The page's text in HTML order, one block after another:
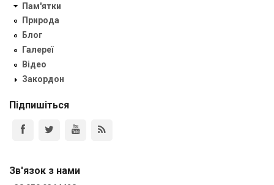
Пам'ятки
Природа
Блог
Галереї
Відео
Закордон
Підпишіться
Зв'язок з нами